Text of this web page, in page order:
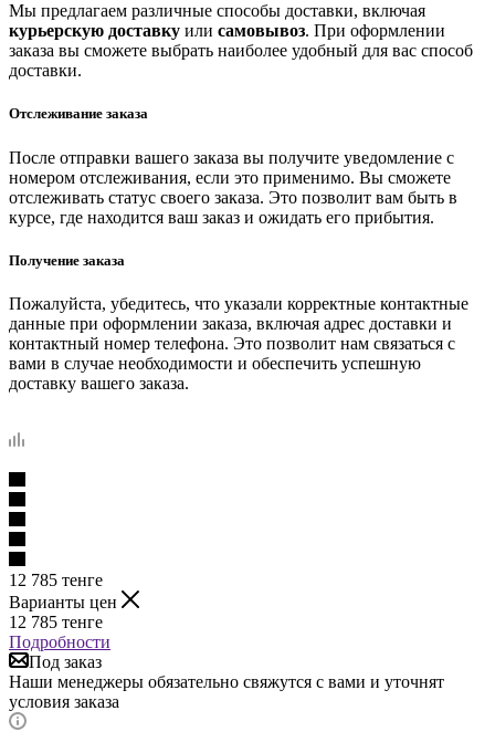
Мы предлагаем различные способы доставки, включая
курьерскую доставку или самовывоз. При оформлении
заказа вы сможете выбрать наиболее удобный для вас способ
доставки.
Отслеживание заказа
После отправки вашего заказа вы получите уведомление с
номером отслеживания, если это применимо. Вы сможете
отслеживать статус своего заказа. Это позволит вам быть в
курсе, где находится ваш заказ и ожидать его прибытия.
Получение заказа
Пожалуйста, убедитесь, что указали корректные контактные
данные при оформлении заказа, включая адрес доставки и
контактный номер телефона. Это позволит нам связаться с
вами в случае необходимости и обеспечить успешную
доставку вашего заказа.
12 785 тенге
Варианты цен
12 785 тенге
Подробности
Под заказ
Наши менеджеры обязательно свяжутся с вами и уточнят
условия заказа